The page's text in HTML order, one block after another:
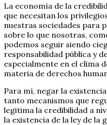
La economía de la
que necesitan los
nuestras sociedades para
sobre lo que nosotras,
podemos seguir siendo
responsabilidad pública y
especialmente en el clima
materia de derechos
Para mí, negar la
tanto mecanismos que
legitima la credibilidad a
la existencia de la ley de la